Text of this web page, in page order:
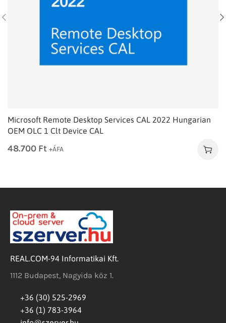
Microsoft Remote Desktop Services CAL 2022 Hungarian
OEM OLC 1 Clt Device CAL
48.700 Ft +ÁFA
REAL.COM-94 Informatikai Kft.
1112 Budapest, Nagyida köz 1.
+36 (30) 525-2969
+36 (1) 783-3964